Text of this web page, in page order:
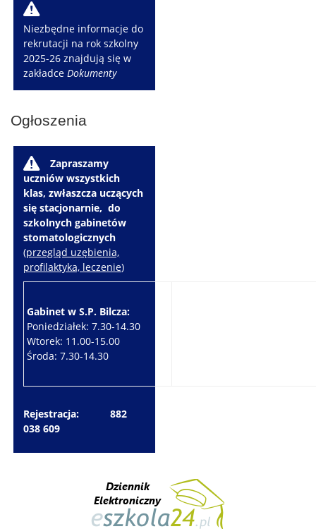
W
Niezbędne informacje do
rekrutacji na rok szkolny
2025-26 znajdują się w
zakładceDokumenty
Ogłoszenia
W
Zapraszamy
uczniów wszystkich
klas, zwłaszcza uczących
się stacjonarnie, do
szkolnych gabinetów
stomatologicznych
(przegląd uzębienia,
profilaktyka, leczenie)
Gabinet w S.P. Bilcza:
Poniedziałek: 7.30-14.30
Wtorek: 11.00-15.00
Środa: 7.30-14.30
Rejestracja: 882
038 609